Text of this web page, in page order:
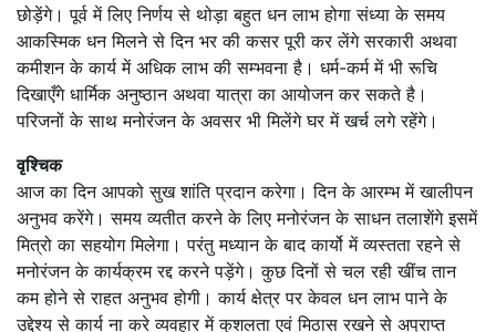
छोड़ेंगे। पूर्व में लिए निर्णय से थोड़ा बहुत धन लाभ होगा संध्या के समय
आकस्मिक धन मिलने से दिन भर की कसर पूरी कर लेंगे सरकारी अथवा
कमीशन के कार्य में अधिक लाभ की सम्भवना है। धर्म-कर्म में भी रूचि
दिखाएँगे धार्मिक अनुष्ठान अथवा यात्रा का आयोजन कर सकते है।
परिजनों के साथ मनोरंजन के अवसर भी मिलेंगे घर में खर्च लगे रहेंगे।
वृश्चिक
आज का दिन आपको सुख शांति प्रदान करेगा। दिन के आरम्भ में खालीपन
अनुभव करेंगे। समय व्यतीत करने के लिए मनोरंजन के साधन तलाशेंगे इसमें
मित्रो का सहयोग मिलेगा। परंतु मध्यान के बाद कार्यो में व्यस्तता रहने से
मनोरंजन के कार्यक्रम रद्द करने पड़ेंगे। कुछ दिनों से चल रही खींच तान
कम होने से राहत अनुभव होगी। कार्य क्षेत्र पर केवल धन लाभ पाने के
उद्देश्य से कार्य ना करे व्यवहार में कुशलता एवं मिठास रखने से अप्राप्त